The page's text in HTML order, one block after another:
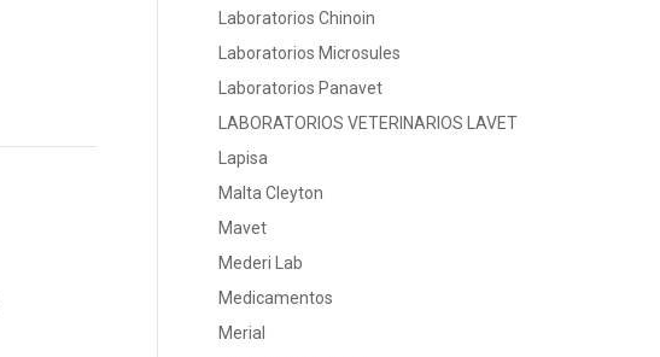
Laboratorios Chinoin
Laboratorios Microsules
Laboratorios Panavet
LABORATORIOS VETERINARIOS LAVET
Lapisa
Malta Cleyton
Mavet
Mederi Lab
Medicamentos
Merial